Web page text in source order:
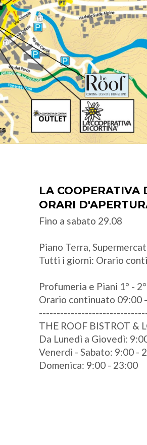
LA COOPERATIVA
ORARI
Fino a sabato 29.08
Piano Terra,
Tutti i giorni: Orario
Profumeria e Piani 1° -
Orario continuato 09:00
THE ROOF BISTROT &
Da Lunedì a Giovedì:
Venerdì - Sabato: 9:00 -
Domenica: 9:00 - 23:00